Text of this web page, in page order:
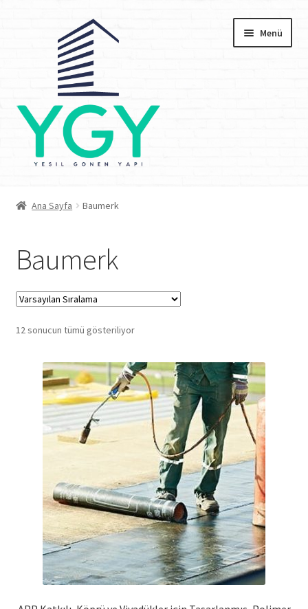
Menü
Depolarımız
İşyerimiz
Projelerimiz
Ürünler
İletişim
Ana Sayfa Baumerk
Baumerk
12 sonucun tümü gösteriliyor